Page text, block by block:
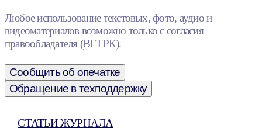
Любое использование текстовых, фото, аудио и
видеоматериалов возможно только с согласия
правообладателя (ВГТРК).
Сообщить об опечатке
Обращение в техподдержку
СТАТЬИ ЖУРНАЛА